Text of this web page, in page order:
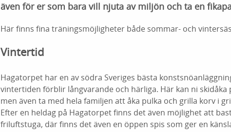
även för er som bara vill njuta av miljön och ta en
Här finns fina träningsmöjligheter både sommar- och
Vintertid
Hagatorpet har en av södra Sveriges bästa
vintertiden förblir långvarande och härliga. Här kan ni skidåka
men även ta med hela familjen att åka pulka och grilla korv i
Efter en heldag på Hagatorpet finns det även möjlighet att
friluftstuga, där finns det även en öppen spis som ger en